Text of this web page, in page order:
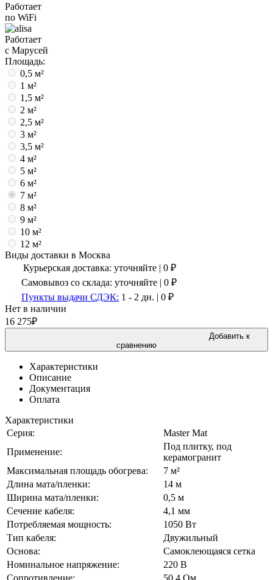
Работает
по WiFi
Работает
с Марусей
Площадь:
0,5 м²
1 м²
1,5 м²
2 м²
2,5 м²
3 м²
3,5 м²
4 м²
5 м²
6 м²
7 м²
8 м²
9 м²
10 м²
12 м²
Виды доставки в Москва
Курьерская доставка: уточняйте | 0 ₽
Самовывоз со склада: уточняйте | 0 ₽
Пункты выдачи СДЭК: 1 - 2 дн. | 0 ₽
Нет в наличии
16 275₽
Добавить к
сравнению
Характеристики
Описание
Документация
Оплата
Характеристики
Серия:
Master Mat
Применение:
Под плитку, под
керамогранит
Максимальная площадь обогрева:
7 м²
Длина мата/пленки:
14 м
Ширина мата/пленки:
0,5 м
Сечение кабеля:
4,1 мм
Потребляемая мощность:
1050 Вт
Тип кабеля:
Двужильный
Основа:
Самоклеющаяся сетка
Номинальное напряжение:
220 В
Сопротивление:
50,4 Ом